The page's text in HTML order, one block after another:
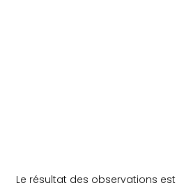
Le résultat des observations